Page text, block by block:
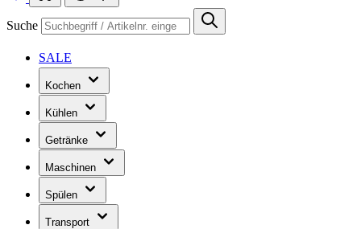
Suche
SALE
Kochen
Kühlen
Getränke
Maschinen
Spülen
Transport